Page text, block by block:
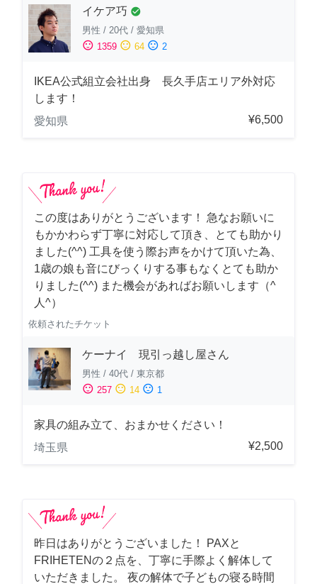
イケア巧 check_circle
男性 / 20代 / 愛知県
sentiment_satisfied 1359 sentiment_neutral 64 sentiment_dissatisfied 2
IKEA公式組立会社出身 長久手店エリア外対応
します！
愛知県
¥6,500
この度はありがとうございます！ 急なお願いに
もかかわらず丁寧に対応して頂き、とても助かり
ました(^^) 工具を使う際お声をかけて頂いた為、
1歳の娘も音にびっくりする事もなくとても助か
りました(^^) また機会があればお願いします（^
人^）
依頼されたチケット
ケーナイ 現引っ越し屋さん
男性 / 40代 / 東京都
sentiment_satisfied 257 sentiment_neutral 14 sentiment_dissatisfied 1
家具の組み立て、おまかせください！
埼玉県
¥2,500
昨日はありがとうございました！ PAXと
FRIHETENの２点を、丁寧に手際よく解体して
いただきました。 夜の解体で子どもの寝る時間